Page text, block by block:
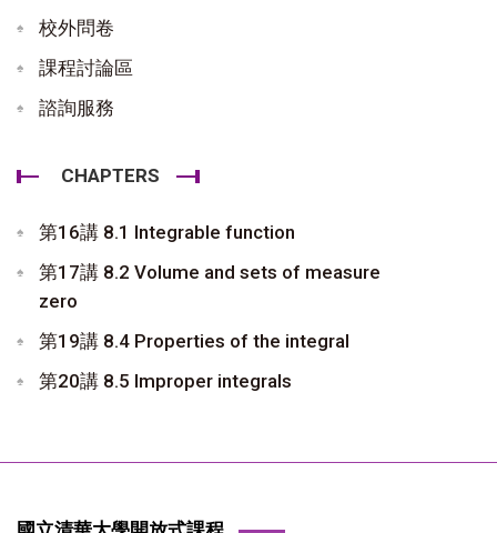
校外問卷
課程討論區
諮詢服務
CHAPTERS
第16講 8.1 Integrable function
第17講 8.2 Volume and sets of measure
zero
第19講 8.4 Properties of the integral
第20講 8.5 Improper integrals